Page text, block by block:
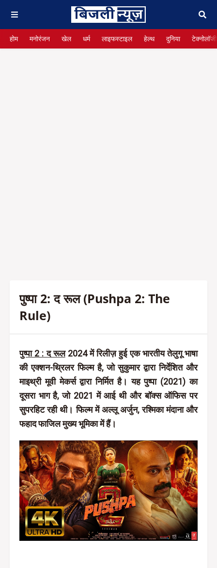
होम मनोरंजन खेल धर्म लाइफस्टाइल हेल्थ दुनिया टेक्नोलॉजी
पुष्पा 2: द रूल (Pushpa 2: The
Rule)
पुष्पा 2 : द रूल2024 में रिलीज़ हुई एक भारतीय तेलुगू भाषा
की एक्शन-थ्रिलर फिल्म है, जो सुकुमार द्वारा निर्देशित और
माइथ्री मूवी मेकर्स द्वारा निर्मित है। यह पुष्पा (2021) का
दूसरा भाग है, जो 2021 में आई थी और बॉक्स ऑफिस पर
सुपरहिट रही थी। फिल्म में अल्लू अर्जुन, रश्मिका मंदाना और
फहाद फाजिल मुख्य भूमिका में हैं।